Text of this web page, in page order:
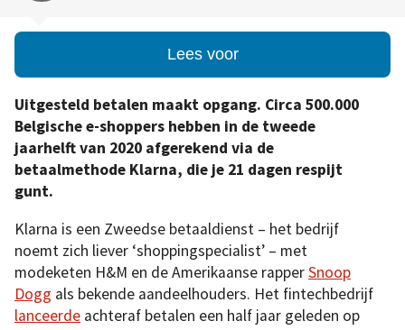
Lees voor
Uitgesteld betalen maakt opgang. Circa 500.000
Belgische e-shoppers hebben in de tweede
jaarhelft van 2020 afgerekend via de
betaalmethode Klarna, die je 21 dagen respijt
gunt.
Klarna is een Zweedse betaaldienst – het bedrijf
noemt zich liever ‘shoppingspecialist’ – met
modeketen H&M en de Amerikaanse rapperSnoop
Dogg als bekende aandeelhouders. Het fintechbedrijf
lanceerde achteraf betalen een half jaar geleden op